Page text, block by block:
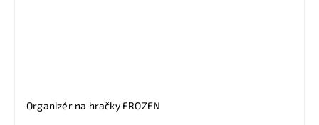
Organizér na hračky FROZEN